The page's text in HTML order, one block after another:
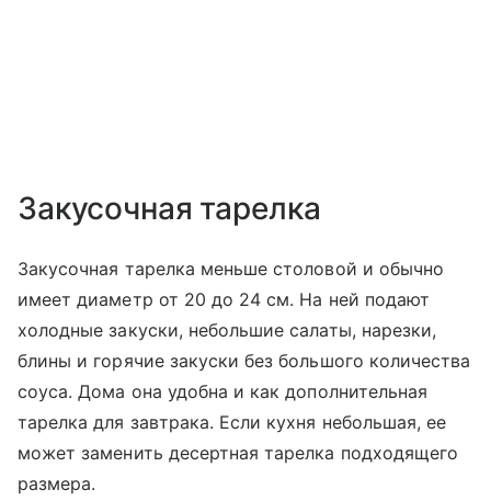
Закусочная тарелка
Закусочная тарелка меньше столовой и обычно
имеет диаметр от 20 до 24 см. На ней подают
холодные закуски, небольшие салаты, нарезки,
блины и горячие закуски без большого количества
соуса. Дома она удобна и как дополнительная
тарелка для завтрака. Если кухня небольшая, ее
может заменить десертная тарелка подходящего
размера.